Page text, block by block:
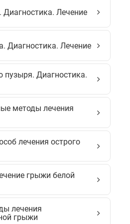
Лечение
Диагностика. Лечение
пузыря. Диагностика.
методы лечения
лечения острого
грыжи белой
лечения
грыжи